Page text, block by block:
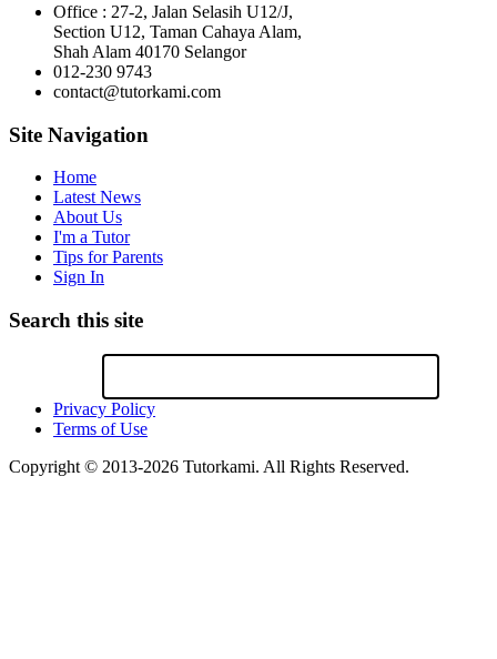
Office : 27-2, Jalan Selasih U12/J,
Section U12, Taman Cahaya Alam,
Shah Alam 40170 Selangor
012-230 9743
contact@tutorkami.com
Site Navigation
Home
Latest News
About Us
I'm a Tutor
Tips for Parents
Sign In
Search this site
Privacy Policy
Terms of Use
Copyright © 2013-2026 Tutorkami. All Rights Reserved.